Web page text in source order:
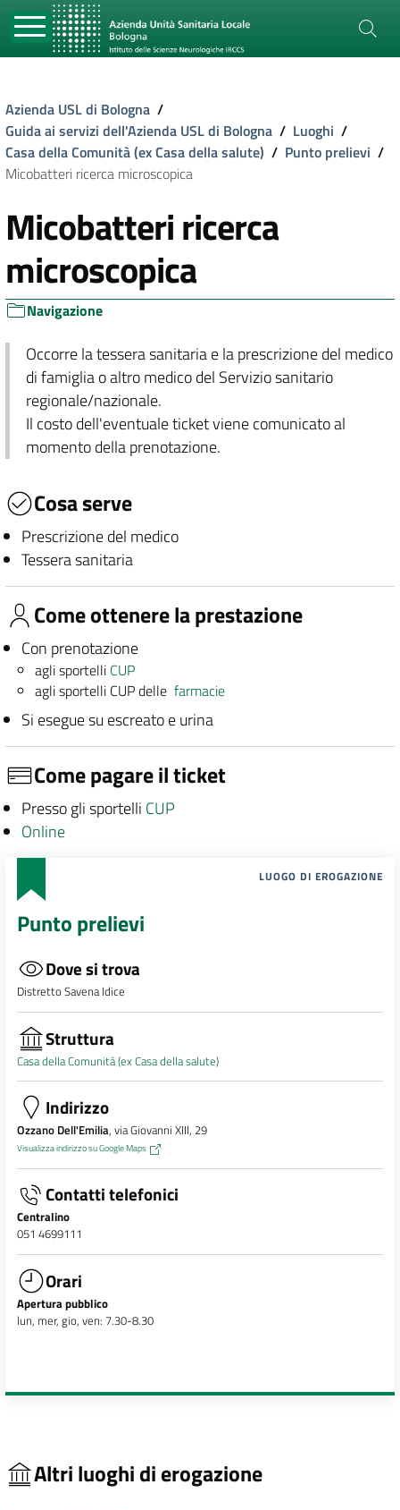
Azienda USL di Bologna /
Guida ai servizi dell'Azienda USL di Bologna / Luoghi /
Casa della Comunità (ex Casa della salute) / Punto prelievi /
Micobatteri ricerca microscopica
Micobatteri ricerca
microscopica
Navigazione
Occorre la tessera sanitaria e la prescrizione del medico
di famiglia o altro medico del Servizio sanitario
regionale/nazionale.
Il costo dell'eventuale ticket viene comunicato al
momento della prenotazione.
Cosa serve
Prescrizione del medico
Tessera sanitaria
Come ottenere la prestazione
Con prenotazione
agli sportelli CUP
agli sportelli CUP dellefarmacie
Si esegue su escreato e urina
Come pagare il ticket
Presso gli sportelli CUP
Online
LUOGO DI EROGAZIONE
Punto prelievi
Dove si trova
Distretto Savena Idice
Struttura
Casa della Comunità (ex Casa della salute)
Indirizzo
Ozzano Dell'Emilia, via Giovanni XIII, 29
Visualizza indirizzo su Google Maps
Contatti telefonici
Centralino
051 4699111
Orari
Apertura pubblico
lun, mer, gio, ven: 7.30-8.30
Altri luoghi di erogazione